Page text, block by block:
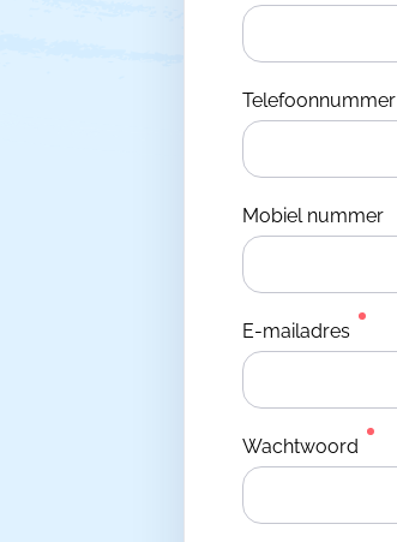
Telefoonnummer
Mobiel nummer
E-mailadres
Wachtwoord